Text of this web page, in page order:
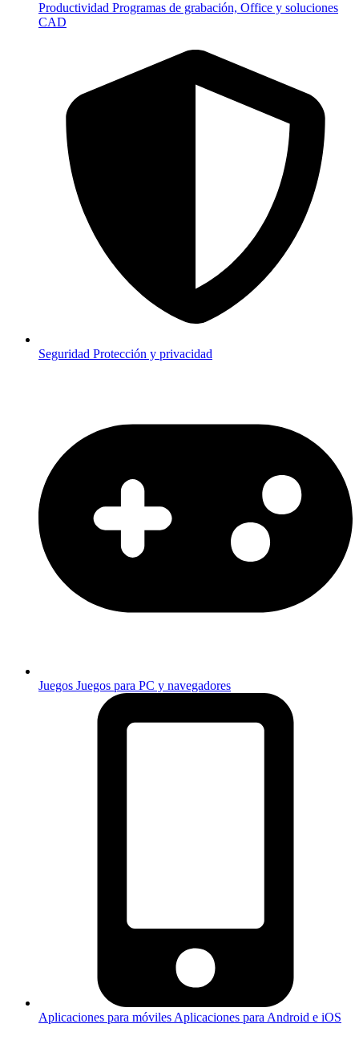
Productividad Programas de grabación, Office y soluciones
CAD
Seguridad Protección y privacidad
Juegos Juegos para PC y navegadores
Aplicaciones para móviles Aplicaciones para Android e iOS